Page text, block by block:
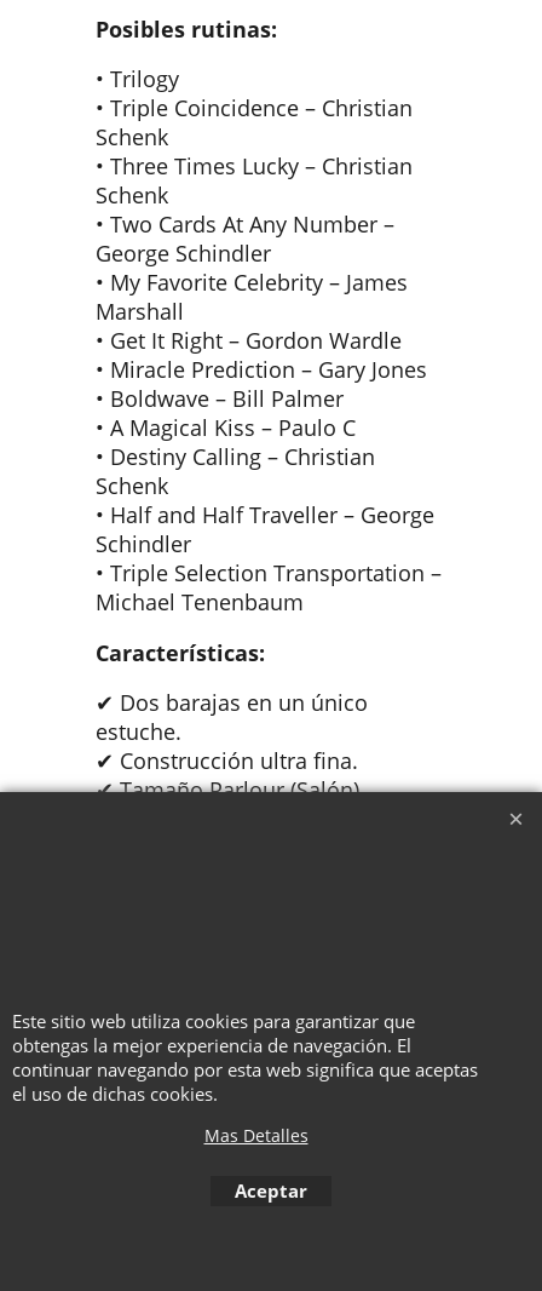
Posibles rutinas:
• Trilogy
• Triple Coincidence – Christian
Schenk
• Three Times Lucky – Christian
Schenk
• Two Cards At Any Number –
George Schindler
• My Favorite Celebrity – James
Marshall
• Get It Right – Gordon Wardle
• Miracle Prediction – Gary Jones
• Boldwave – Bill Palmer
• A Magical Kiss – Paulo C
• Destiny Calling – Christian
Schenk
• Half and Half Traveller – George
Schindler
• Triple Selection Transportation –
Michael Tenenbaum
Características:
✔ Dos barajas en un único
estuche.
✔ Construcción ultra fina.
✔ Tamaño Parlour (Salón).
para quienes buscan llevar
efectos imposibles en el bolsillo
sin cargar con varias barajas.
Este sitio web utiliza cookies para garantizar que
obtengas la mejor experiencia de navegación. El
continuar navegando por esta web significa que aceptas
el uso de dichas cookies.
Mas Detalles
Aceptar